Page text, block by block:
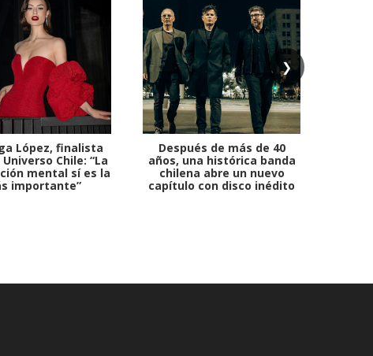
❯
López, finalista
Chile: “La
mental sí es la
importante”
Después de más de 40
años, una histórica banda
chilena abre un nuevo
capítulo con disco inédito